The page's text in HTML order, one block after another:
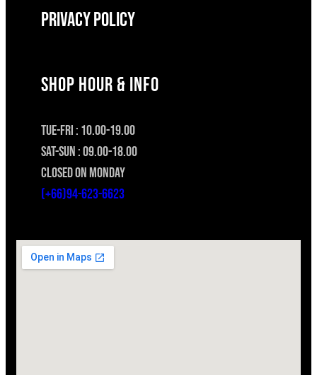
Privacy Policy
SHOP HOUR & INFO
TUE-FRI : 10.00-19.00
SAT-SUN : 09.00-18.00
CLOSED ON MONDAY
(+66)94-623-6623